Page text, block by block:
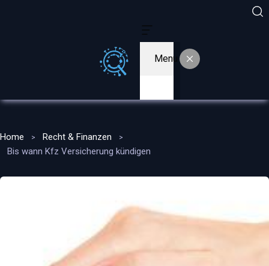
Menu
Home
Recht & Finanzen
Bis wann Kfz Versicherung kündigen